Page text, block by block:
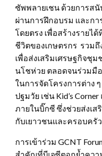
ซัพพลายเชน ด้วยการส
ผ่านการฝึกอบรม และก
โดยตรง เพื่อสร้างราย
ชีวิตของเกษตรกร รวมถึ
เพื่อส่งเสริมเศรษฐกิจชุ
นโชห่วย ตลอดจนร่วมมื
ในการจัดโครงการต่าง
ปฐมวัย เช่น Kid’s
ภายในบิ๊กซี ซึ่งช่วยส่งเ
กับเยาวชนและครอบครัว
การเข้าร่วม GCNT